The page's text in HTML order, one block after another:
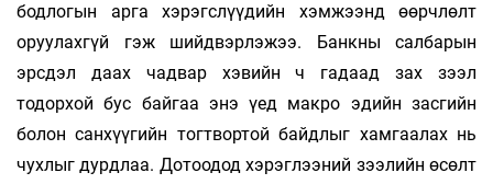
бодлогын арга хэрэгслүүдийн хэмжээнд өөрчлөлт
оруулахгүй гэж шийдвэрлэжээ. Банкны салбарын
эрсдэл даах чадвар хэвийн ч гадаад зах зээл
тодорхой бус байгаа энэ үед макро эдийн засгийн
болон санхүүгийн тогтвортой байдлыг хамгаалах нь
чухлыг дурдлаа. Дотоодод хэрэглээний зээлийн өсөлт